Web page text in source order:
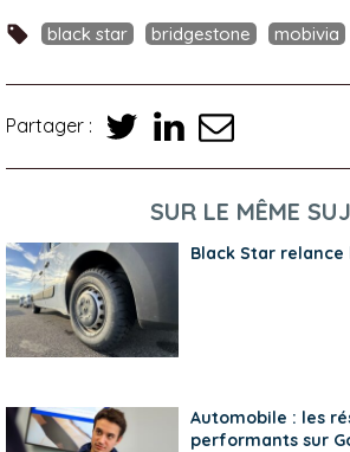
black star bridgestone mobivia
Partager :
SUR LE MÊME
Black Star
Automobile : les
performants sur